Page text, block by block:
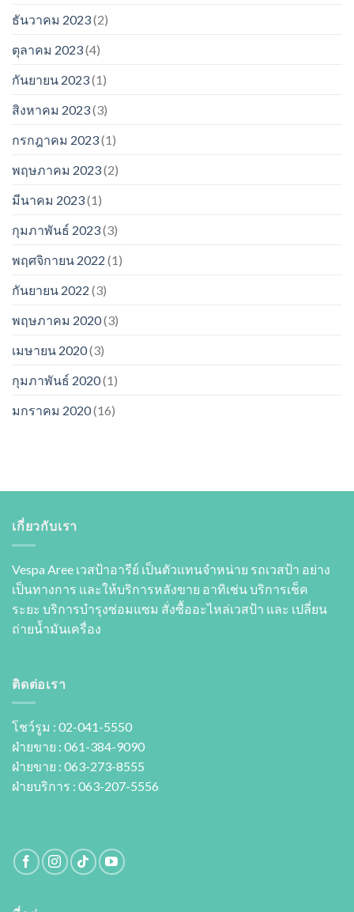
ธันวาคม 2023(2)
ตุลาคม 2023(4)
กันยายน 2023(1)
สิงหาคม 2023(3)
กรกฎาคม 2023(1)
พฤษภาคม 2023(2)
มีนาคม 2023(1)
กุมภาพันธ์ 2023(3)
พฤศจิกายน 2022 (1)
กันยายน 2022 (3)
พฤษภาคม 2020(3)
เมษายน 2020(3)
กุมภาพันธ์ 2020(1)
มกราคม 2020(16)
เกี่ยวกับเรา
Vespa Aree เวสป้าอารีย์ เป็นตัวแทนจำหน่าย รถเวสป้า อย่าง
เป็นทางการ และให้บริการหลังขาย อาทิเช่น บริการเช็ค
ระยะ บริการบำรุงซ่อมแซม สั่งซื้ออะไหล่เวสป้า และ เปลี่ยน
ถ่ายนํ้ามันเครื่อง
ติดต่อเรา
โชว์รูม : 02-041-5550
ฝ่ายขาย : 061-384-9090
ฝ่ายขาย : 063-273-8555
ฝ่ายบริการ : 063-207-5556